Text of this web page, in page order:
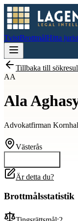
TvistBrottmålHitta
Tillbaka till
AA
Ala
Advokatfirman
Västerås
Är detta du?
Brottmålsstatistik